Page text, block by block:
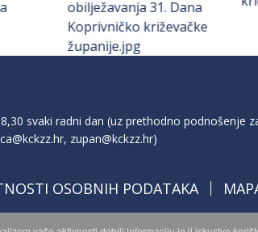
svaki radni dan (uz prethodno podnošenje
, zupan@kckzz.hr)
OSOBNIH PODATAKA